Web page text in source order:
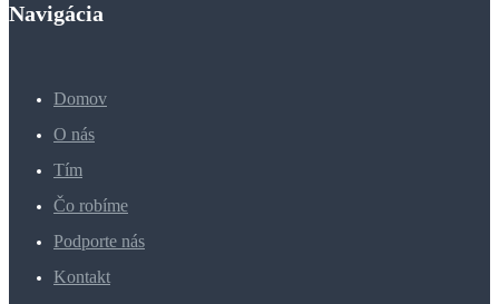
Navigácia
Domov
O nás
Tím
Čo robíme
Podporte nás
Kontakt